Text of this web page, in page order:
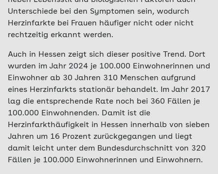
Unterschiede bei den Symptomen sein, wodurch
Herzinfarkte bei Frauen häufiger nicht oder nicht
rechtzeitig erkannt werden.
Auch in Hessen zeigt sich dieser positive Trend. Dort
wurden im Jahr 2024 je 100.000 Einwohnerinnen und
Einwohner ab 30 Jahren 310 Menschen aufgrund
eines Herzinfarkts stationär behandelt. Im Jahr 2017
lag die entsprechende Rate noch bei 360 Fällen je
100.000 Einwohnenden. Damit ist die
Herzinfarkthäufigkeit in Hessen innerhalb von sieben
Jahren um 16 Prozent zurückgegangen und liegt
damit leicht unter dem Bundesdurchschnitt von 320
Fällen je 100.000 Einwohnerinnen und Einwohnern.